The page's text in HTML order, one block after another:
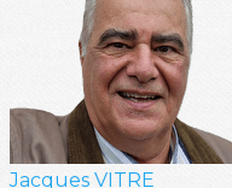
Jacques VITRE